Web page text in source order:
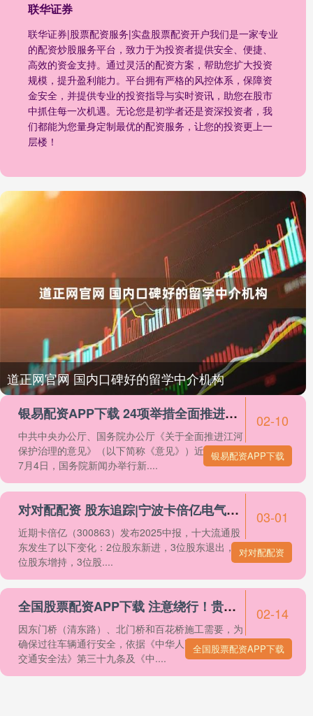
联华证券
联华证券|股票配资服务|实盘股票配资开户我们是一家专业
的配资炒股服务平台，致力于为投资者提供安全、便捷、
高效的资金支持。通过灵活的配资方案，帮助您扩大投资
规模，提升盈利能力。平台拥有严格的风控体系，保障资
金安全，并提供专业的投资指导与实时资讯，助您在股市
中抓住每一次机遇。无论您是初学者还是资深投资者，我
们都能为您量身定制最优的配资服务，让您的投资更上一
层楼！
道正网官网 国内口碑好的留学中介机构
银易配资APP下载 24项举措全面推进江河保护治理（权威发布）
中共中央办公厅、国务院办公厅《关于全面推进江河
保护治理的意见》（以下简称《意见》）近日发布。
7月4日，国务院新闻办举行新....
02-10
银易配资APP下载
对对配配资 股东追踪|宁波卡倍亿电气技术股份有限公司回购专用证券账户等新进卡倍亿前十大流通股东
近期卡倍亿（300863）发布2025中报，十大流通股
东发生了以下变化：2位股东新进，3位股东退出，3
位股东增持，3位股....
03-01
对对配配资
全国股票配资APP下载 注意绕行！贵阳这三个路段即将封闭施工_云岭东路_百花_北门桥
因东门桥（清东路）、北门桥和百花桥施工需要，为
确保过往车辆通行安全，依据《中华人民共和国道路
交通安全法》第三十九条及《中....
02-14
全国股票配资APP下载